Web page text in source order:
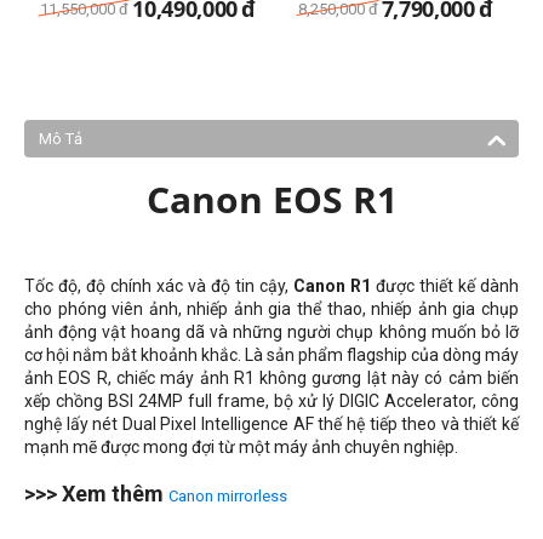
11,550,000 đ 10,490,000đ 8,250,000 đ 7,790,000đ
Mô Tả
Canon EOS R1
Tốc độ, độ chính xác và độ tin cậy, Canon R1 được thiết kế dành
cho phóng viên ảnh, nhiếp ảnh gia thể thao, nhiếp ảnh gia chụp
ảnh động vật hoang dã và những người chụp không muốn bỏ lỡ
cơ hội nắm bắt khoảnh khắc. Là sản phẩm flagship của dòng máy
ảnh EOS R, chiếc máy ảnh R1 không gương lật này có cảm biến
xếp chồng BSI 24MP full frame, bộ xử lý DIGIC Accelerator, công
nghệ lấy nét Dual Pixel Intelligence AF thế hệ tiếp theo và thiết kế
mạnh mẽ được mong đợi từ một máy ảnh chuyên nghiệp.
>>> Xem thêm Canon mirrorless